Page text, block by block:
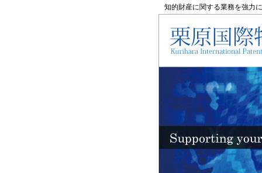
知的財産に関する業務を強力